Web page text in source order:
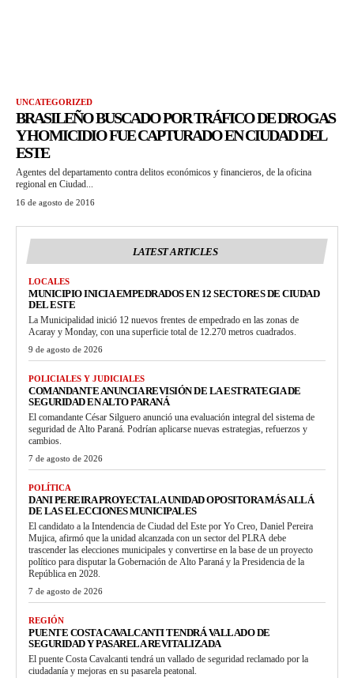
UNCATEGORIZED
BRASILEÑO BUSCADO POR TRÁFICO DE DROGAS
Y HOMICIDIO FUE CAPTURADO EN CIUDAD DEL
ESTE
Agentes del departamento contra delitos económicos y financieros, de la oficina
regional en Ciudad...
16 de agosto de 2016
LATEST ARTICLES
LOCALES
MUNICIPIO INICIA EMPEDRADOS EN 12 SECTORES DE CIUDAD
DEL ESTE
La Municipalidad inició 12 nuevos frentes de empedrado en las zonas de
Acaray y Monday, con una superficie total de 12.270 metros cuadrados.
9 de agosto de 2026
POLICIALES Y JUDICIALES
COMANDANTE ANUNCIA REVISIÓN DE LA ESTRATEGIA DE
SEGURIDAD EN ALTO PARANÁ
El comandante César Silguero anunció una evaluación integral del sistema de
seguridad de Alto Paraná. Podrían aplicarse nuevas estrategias, refuerzos y
cambios.
7 de agosto de 2026
POLÍTICA
DANI PEREIRA PROYECTA LA UNIDAD OPOSITORA MÁS ALLÁ
DE LAS ELECCIONES MUNICIPALES
El candidato a la Intendencia de Ciudad del Este por Yo Creo, Daniel Pereira
Mujica, afirmó que la unidad alcanzada con un sector del PLRA debe
trascender las elecciones municipales y convertirse en la base de un proyecto
político para disputar la Gobernación de Alto Paraná y la Presidencia de la
República en 2028.
7 de agosto de 2026
REGIÓN
PUENTE COSTA CAVALCANTI TENDRÁ VALLADO DE
SEGURIDAD Y PASARELA REVITALIZADA
El puente Costa Cavalcanti tendrá un vallado de seguridad reclamado por la
ciudadanía y mejoras en su pasarela peatonal.